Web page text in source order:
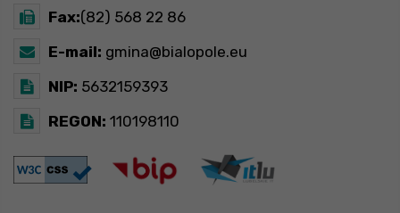
Fax:(82) 568 22 86
E-mail: gmina@bialopole.eu
NIP: 5632159393
REGON: 110198110